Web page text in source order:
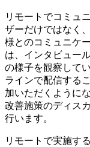
リモートでコミュ
ザーだけではなく
様とのコミュニケ
は、インタビュー
の様子を観察して
ラインで配信する
加いただくように
改善施策のディス
行います。
リモートで実施す